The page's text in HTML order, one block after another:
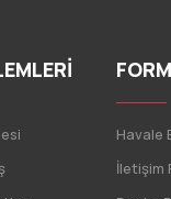
Havale
İletişim